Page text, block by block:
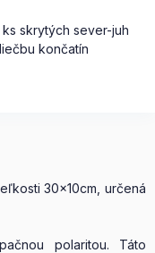
skrytých sever-juh
končatín
30x10cm, určená
polaritou. Táto